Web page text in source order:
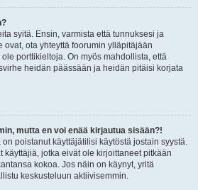
syitä. Ensin, varmista että tunnuksesi ja
ovat, ota yhteyttä foorumin ylläpitäjään
porttikieltoja. On myös mahdollista, että
heidän päässään ja heidän pitäisi korjata
mutta en voi enää kirjautua sisään?!
poistanut käyttäjätilisi käytöstä jostain syystä.
käyttäjiä, jotka eivät ole kirjoittaneet pitkään
kokoa. Jos näin on käynyt, yritä
keskusteluun aktiivisemmin.